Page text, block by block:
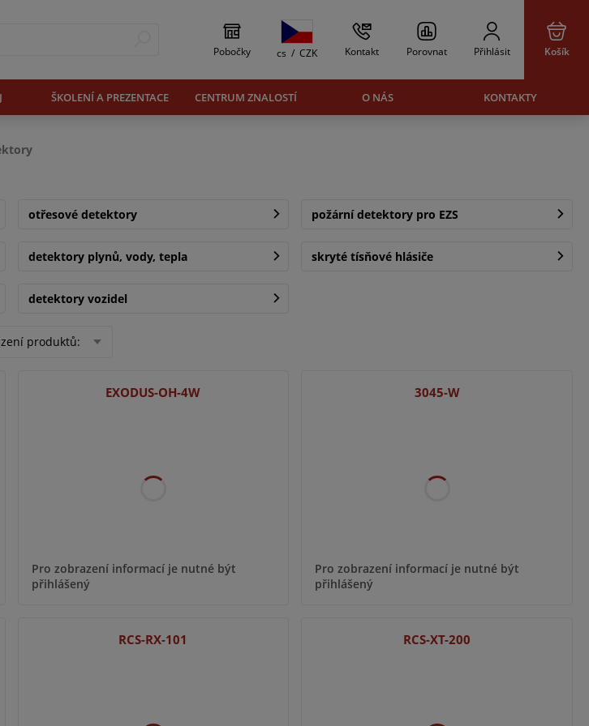
Pobočky cs / CZK Kontakt Porovnat Přihlásit Košík
ŠKOLENÍ A PREZENTACE CENTRUM ZNALOSTÍ O NÁS KONTAKTY
otřesové detektory požární detektory pro EZS
detektory plynů, vody, tepla skryté tísňové hlásiče
detektory vozidel
produktů:
EXODUS-OH-4W
Pro zobrazení informací je nutné být
přihlášený
3045-W
Pro zobrazení informací je nutné být
přihlášený
RCS-RX-101 RCS-XT-200